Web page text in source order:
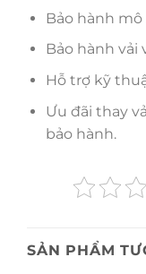
Bảo hành
Bảo hành vải
Hỗ trợ kỹ
Ưu đãi thay
bảo hành.
SẢN PHẨM